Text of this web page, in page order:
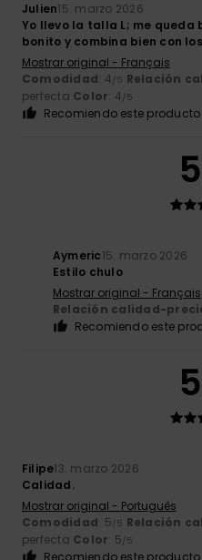
Julien15. marzo 2026
Yo llevo la talla L; me queda
bonito y combina bien con
Mostrar original - Français
Comodidad: 4/5 Relación
perfecta Color: 4/5
Recomiendo este producto
5
Aymeric15. marzo 2026
Estilo chulo
Mostrar original - Français
Relación calidad-
Recomiendo este
5
Filipe13. marzo 2026
Calidad.
Mostrar original - Português
Comodidad: 5/5 Relación
perfecta Color: 5/5